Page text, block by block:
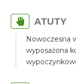
ATUTY
Nowoczesna
wyposażona